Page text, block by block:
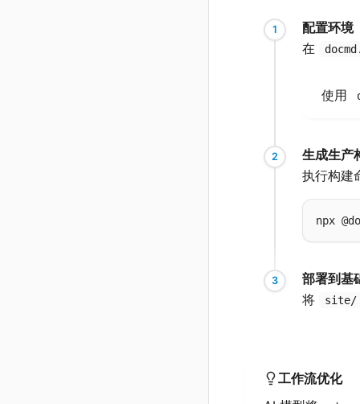
配置环境
在
使用
生成生产
执行构建
npx
部署到基
将
site/
工作流优化